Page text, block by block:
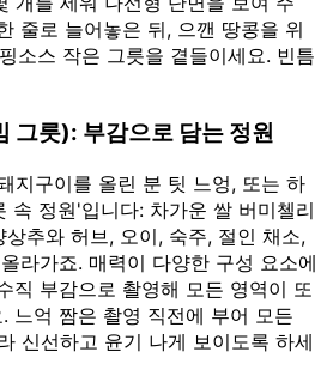
줄로 늘어놓은 뒤, 으깬 땅콩을 위
소스 작은 그릇을 곁들이세요. 빈틈
그릇): 부감으로 담는 정원
지구이를 올린 분 팃 느엉, 또는 하
정원'입니다: 차가운 쌀 버미첼리
추와 허브, 오이, 숙주, 절인 채소,
라가죠. 매력이 다양한 구성 요소에
직 부감으로 촬영해 모든 영역이 또
느억 짬은 촬영 직전에 부어 모든
신선하고 윤기 나게 보이도록 하세